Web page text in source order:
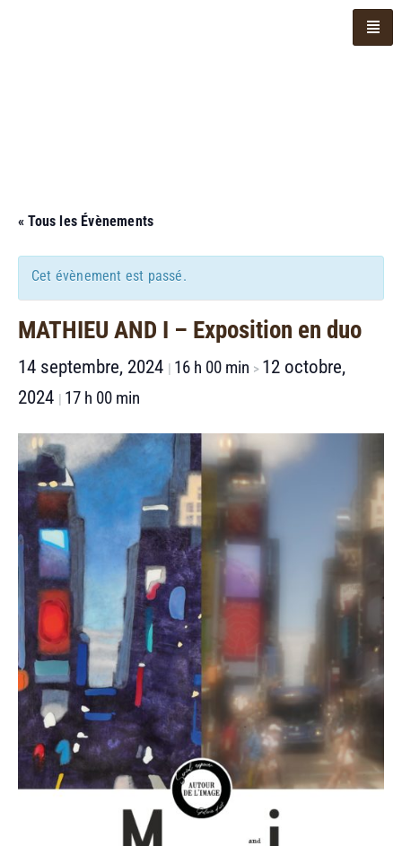
« Tous les Évènements
Cet évènement est passé.
MATHIEU AND I – Exposition en duo
14 septembre, 2024 | 16 h 00 min > 12 octobre,
2024 | 17 h 00 min